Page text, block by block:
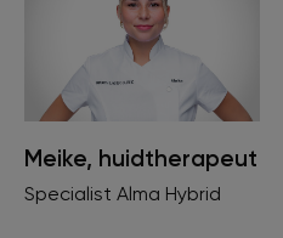
Meike, huidtherapeut
Specialist Alma Hybrid